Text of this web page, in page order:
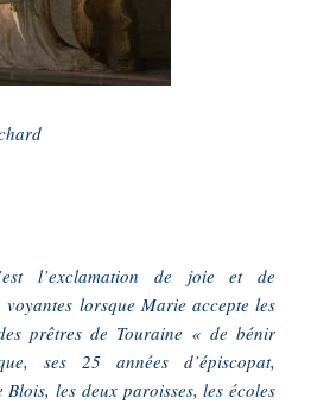
l’exclamation de joie et de
voyantes lorsque Marie accepte les
prêtres de Touraine « de bénir
ses 25 années d’épiscopat,
Blois, les deux paroisses, les écoles